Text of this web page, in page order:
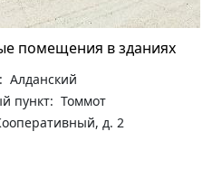
помещения в зданиях
Алданский
пункт: Томмот
д. 2